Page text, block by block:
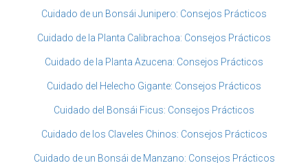
Cuidado de un Bonsái Junipero: Consejos Prácticos
Cuidado de la Planta Calibrachoa: Consejos Prácticos
Cuidado de la Planta Azucena: Consejos Prácticos
Cuidado del Helecho Gigante: Consejos Prácticos
Cuidado del Bonsái Ficus: Consejos Prácticos
Cuidado de los Claveles Chinos: Consejos Prácticos
Cuidado de un Bonsái de Manzano: Consejos Prácticos